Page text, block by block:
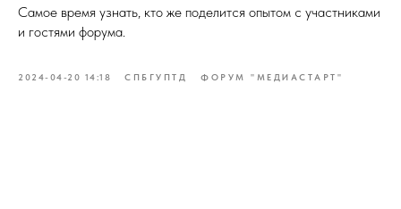
Самое время узнать, кто же поделится опытом с участниками
и гостями форума.
2024-04-20 14:18 СПБГУПТД ФОРУМ "МЕДИАСТАРТ"